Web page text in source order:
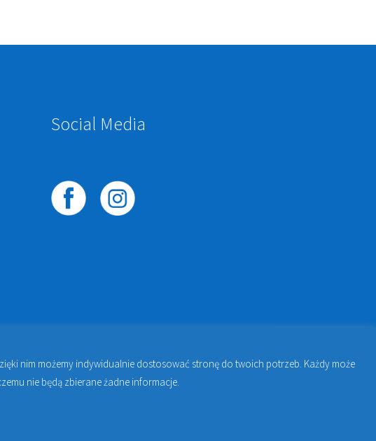
Social Media
w Warszawie | Jakub Zdybel Proto-Fan
nim możemy indywidualnie dostosować stronę do twoich potrzeb. Każdy może
nie będą zbierane żadne informacje.